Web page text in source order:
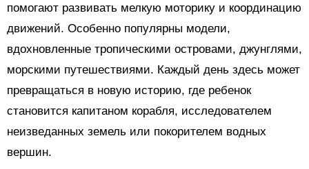
помогают развивать мелкую моторику и координацию
движений. Особенно популярны модели,
вдохновленные тропическими островами, джунглями,
морскими путешествиями. Каждый день здесь может
превращаться в новую историю, где ребенок
становится капитаном корабля, исследователем
неизведанных земель или покорителем водных
вершин.